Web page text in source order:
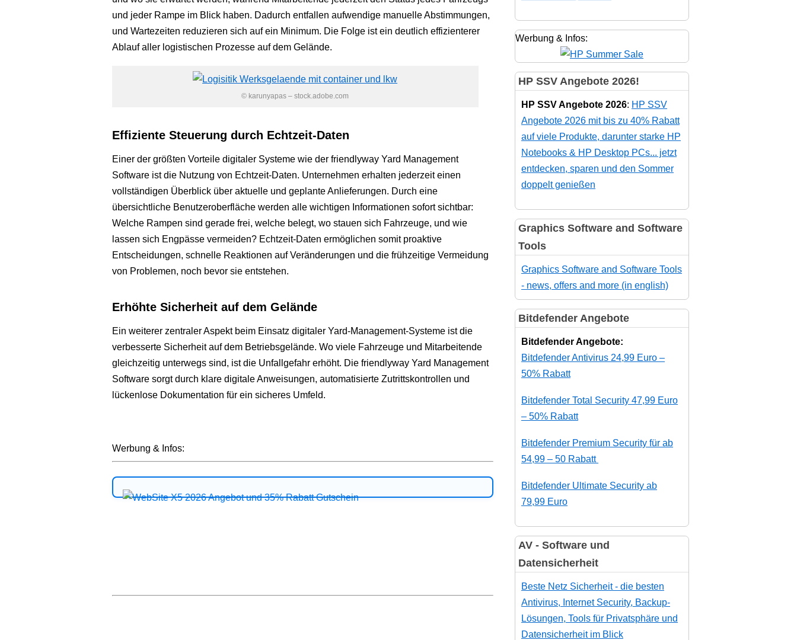
und jeder Rampe im Blick haben. Dadurch entfallen aufwendige manuelle Abstimmungen,
und Wartezeiten reduzieren sich auf ein Minimum. Die Folge ist ein deutlich effizienterer
Ablauf aller logistischen Prozesse auf dem Gelände.
© karunyapas – stock.adobe.com
Effiziente Steuerung durch Echtzeit-Daten
Einer der größten Vorteile digitaler Systeme wie der friendlyway Yard Management
Software ist die Nutzung von Echtzeit-Daten. Unternehmen erhalten jederzeit einen
vollständigen Überblick über aktuelle und geplante Anlieferungen. Durch eine
übersichtliche Benutzeroberfläche werden alle wichtigen Informationen sofort sichtbar:
Welche Rampen sind gerade frei, welche belegt, wo stauen sich Fahrzeuge, und wie
lassen sich Engpässe vermeiden? Echtzeit-Daten ermöglichen somit proaktive
Entscheidungen, schnelle Reaktionen auf Veränderungen und die frühzeitige Vermeidung
von Problemen, noch bevor sie entstehen.
Erhöhte Sicherheit auf dem Gelände
Ein weiterer zentraler Aspekt beim Einsatz digitaler Yard-Management-Systeme ist die
verbesserte Sicherheit auf dem Betriebsgelände. Wo viele Fahrzeuge und Mitarbeitende
gleichzeitig unterwegs sind, ist die Unfallgefahr erhöht. Die friendlyway Yard Management
Software sorgt durch klare digitale Anweisungen, automatisierte Zutrittskontrollen und
lückenlose Dokumentation für ein sicheres Umfeld.
Werbung & Infos:
Werbung & Infos:
HP SSV Angebote 2026!
HP SSV Angebote 2026: HP SSV
Angebote 2026 mit bis zu 40% Rabatt
auf viele Produkte, darunter starke HP
Notebooks & HP Desktop PCs... jetzt
entdecken, sparen und den Sommer
doppelt genießen
Graphics Software and Software
Tools
Graphics Software and Software Tools
- news, offers and more (in english)
Bitdefender Angebote
Bitdefender Angebote:
Bitdefender Antivirus 24,99 Euro –
50% Rabatt
Bitdefender Total Security 47,99 Euro
– 50% Rabatt
Bitdefender Premium Security für ab
54,99 – 50 Rabatt
Bitdefender Ultimate Security ab
79,99 Euro
AV - Software und
Datensicherheit
Beste Netz Sicherheit - die besten
Antivirus, Internet Security, Backup-
Lösungen, Tools für Privatsphäre und
Datensicherheit im Blick